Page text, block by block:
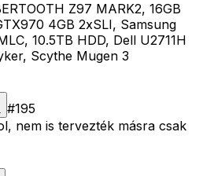
Z97 MARK2, 16GB
4GB 2xSLI, Samsung
10.5TB HDD, Dell U2711H
Scythe Mugen 3
#195
nem is tervezték másra csak